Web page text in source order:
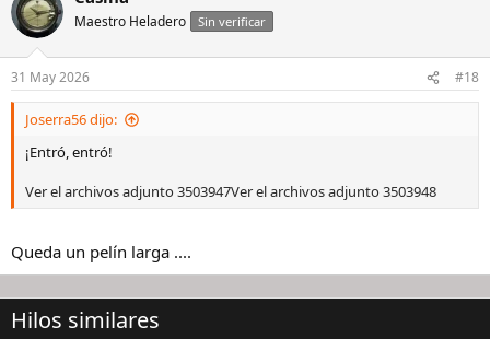
c
i
e
s
Maestro Heladero Sin verificar
31 May 2026 #18
Joserra56 dijo:
¡Entró, entró!
Ver el archivos adjunto 3503947Ver el archivos adjunto 3503948
Queda un pelín larga ....
Hilos similares